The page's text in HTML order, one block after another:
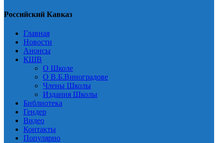
Российский Кавказ
Главная
Новости
Анонсы
КШВ
О Школе
О В.Б.Виноградове
Члены Школы
Издания Школы
Библиотека
Гендер
Видео
Контакты
Популярно